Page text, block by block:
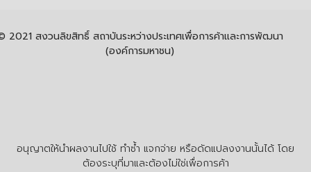
อนุญาตให้นำผลงานไปใช้ ทำซ้ำ แจกจ่าย หรือดัดแปลงงานนั้นได้ โดย
ต้องระบุที่มาและต้องไม่ใช่เพื่อการค้า
2021 สงวนลิขสิทธิ์ สถาบันระหว่างประเทศเพื่อการค้าและการพัฒนา
(องค์การมหาชน)